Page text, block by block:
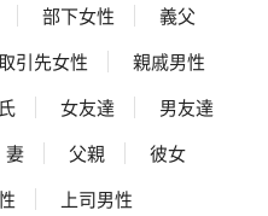
は一部変更する場合がありま
部下女性
義父
引先女性
親戚男性
女友達
男友達
妻 父親
彼女
上司男性